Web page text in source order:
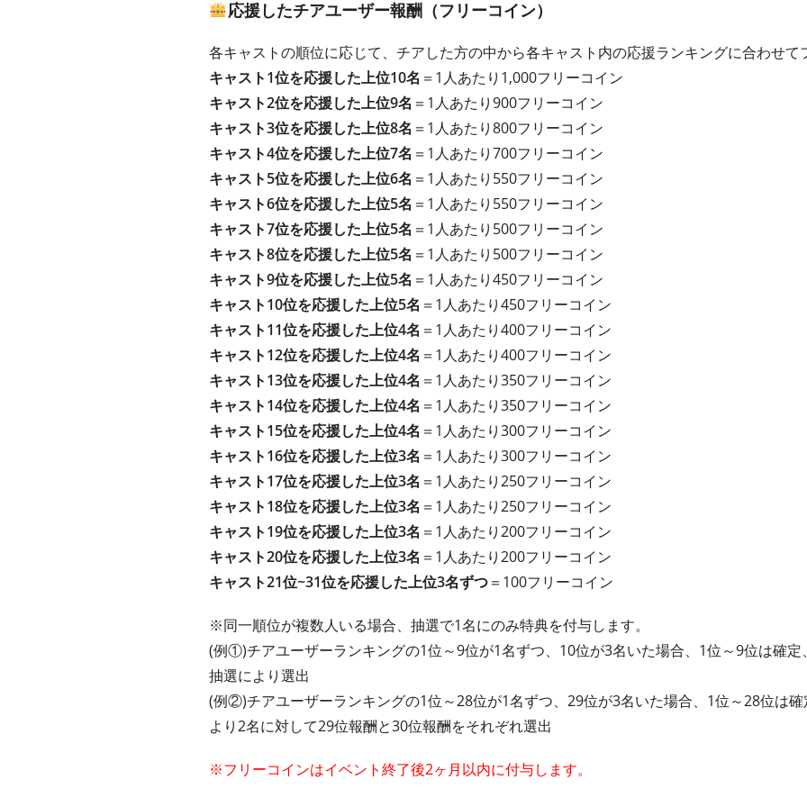
応援したチアユーザー報酬（フリーコイン）
各キャストの順位に応じて、チアした方の中から各キャスト内の応援ランキングに合わせて
キャスト1位を応援した上位10名 ＝1人あたり1,000フリーコイン
キャスト2位を応援した上位9名 ＝1人あたり900フリーコイン
キャスト3位を応援した上位8名 ＝1人あたり800フリーコイン
キャスト4位を応援した上位7名 ＝1人あたり700フリーコイン
キャスト5位を応援した上位6名 ＝1人あたり550フリーコイン
キャスト6位を応援した上位5名 ＝1人あたり550フリーコイン
キャスト7位を応援した上位5名 ＝1人あたり500フリーコイン
キャスト8位を応援した上位5名 ＝1人あたり500フリーコイン
キャスト9位を応援した上位5名 ＝1人あたり450フリーコイン
キャスト10位を応援した上位5名 ＝1人あたり450フリーコイン
キャスト11位を応援した上位4名 ＝1人あたり400フリーコイン
キャスト12位を応援した上位4名 ＝1人あたり400フリーコイン
キャスト13位を応援した上位4名 ＝1人あたり350フリーコイン
キャスト14位を応援した上位4名 ＝1人あたり350フリーコイン
キャスト15位を応援した上位4名 ＝1人あたり300フリーコイン
キャスト16位を応援した上位3名 ＝1人あたり300フリーコイン
キャスト17位を応援した上位3名 ＝1人あたり250フリーコイン
キャスト18位を応援した上位3名 ＝1人あたり250フリーコイン
キャスト19位を応援した上位3名 ＝1人あたり200フリーコイン
キャスト20位を応援した上位3名 ＝1人あたり200フリーコイン
キャスト21位~31位を応援した上位3名ずつ＝100フリーコイン
※同一順位が複数人いる場合、抽選で1名にのみ特典を付与します。
(例①)チアユーザーランキングの1位～9位が1名ずつ、10位が3名いた場合、1位～9位は確定
抽選により選出
(例②)チアユーザーランキングの1位～28位が1名ずつ、29位が3名いた場合、1位～28位は
より2名に対して29位報酬と30位報酬をそれぞれ選出
※フリーコインはイベント終了後2ヶ月以内に付与します。